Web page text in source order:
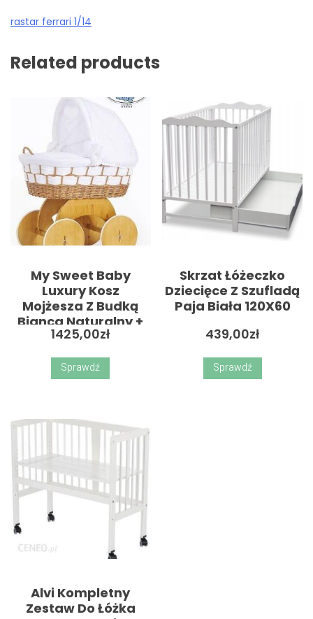
rastar ferrari 1/14
Related products
My Sweet Baby
Luxury Kosz
Mojżesza Z Budką
Bianca Naturalny +
Biała Pościel
1425,00zł
Sprawdź
Skrzat Łóżeczko
Dziecięce Z Szufladą
Paja Biała 120X60
439,00zł
Sprawdź
Alvi Kompletny
Zestaw Do Łóżka